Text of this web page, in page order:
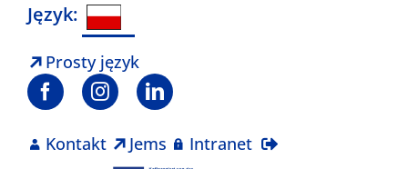
Skip
content
Język:
Prosty język
Kontakt Jems Intranet